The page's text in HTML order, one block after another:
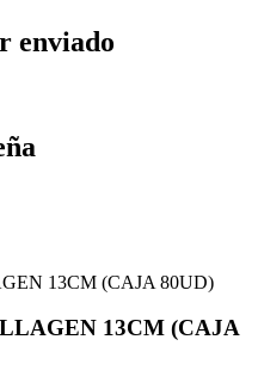
enviado
13CM (CAJA